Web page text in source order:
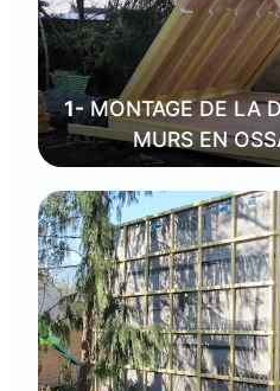
1-MONTAGE DE LA
MURS EN